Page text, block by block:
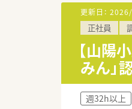
更新日：
正社員
【山陽
みん」
週32h以上